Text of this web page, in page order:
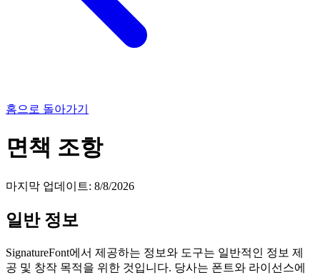
홈으로 돌아가기
면책 조항
마지막 업데이트: 8/8/2026
일반 정보
SignatureFont에서 제공하는 정보와 도구는 일반적인 정보 제
공 및 창작 목적을 위한 것입니다. 당사는 폰트와 라이선스에